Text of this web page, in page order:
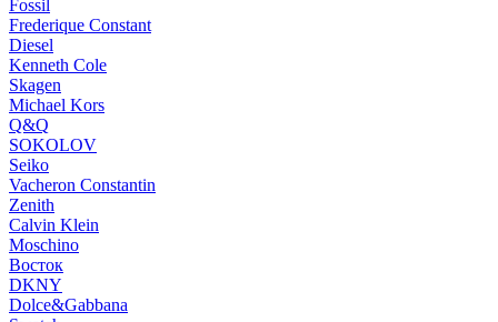
Fossil
Frederique Constant
Diesel
Kenneth Cole
Skagen
Michael Kors
Q&Q
SOKOLOV
Seiko
Vacheron Constantin
Zenith
Calvin Klein
Moschino
Восток
DKNY
Dolce&Gabbana